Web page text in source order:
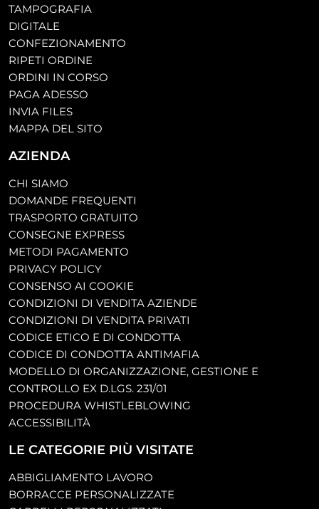
TAMPOGRAFIA
DIGITALE
CONFEZIONAMENTO
RIPETI ORDINE
ORDINI IN CORSO
PAGA ADESSO
INVIA FILES
MAPPA DEL SITO
AZIENDA
CHI SIAMO
DOMANDE FREQUENTI
TRASPORTO GRATUITO
CONSEGNE EXPRESS
METODI PAGAMENTO
PRIVACY POLICY
CONSENSO AI COOKIE
CONDIZIONI DI VENDITA AZIENDE
CONDIZIONI DI VENDITA PRIVATI
CODICE ETICO E DI CONDOTTA
CODICE DI CONDOTTA ANTIMAFIA
MODELLO DI ORGANIZZAZIONE, GESTIONE E
CONTROLLO EX D.LGS. 231/01
PROCEDURA WHISTLEBLOWING
ACCESSIBILITÀ
LE CATEGORIE PIÙ VISITATE
ABBIGLIAMENTO LAVORO
BORRACCE PERSONALIZZATE